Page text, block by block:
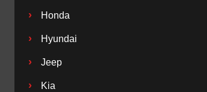
› Honda
› Hyundai
› Jeep
› Kia